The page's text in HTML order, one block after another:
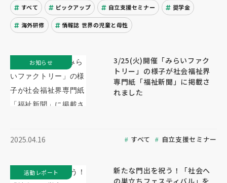
すべて ピックアップ 自立支援セミナー 奨学金
海外研修 情報誌 世界の児童と母性
3/25(火)開催「みらいファク
トリー」の様子が社会福祉界
専門紙「福祉新聞」に掲載さ
れました
2025.04.16 すべて 自立支援セミナー
お知らせ
新たな門出を祝う！「社会へ
の巣立ちフェスティバル」を
活動レポート